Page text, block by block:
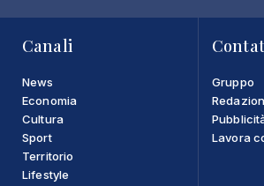
Canali
News
Economia
Cultura
Sport
Territorio
Lifestyle
Gruppo
Lavora